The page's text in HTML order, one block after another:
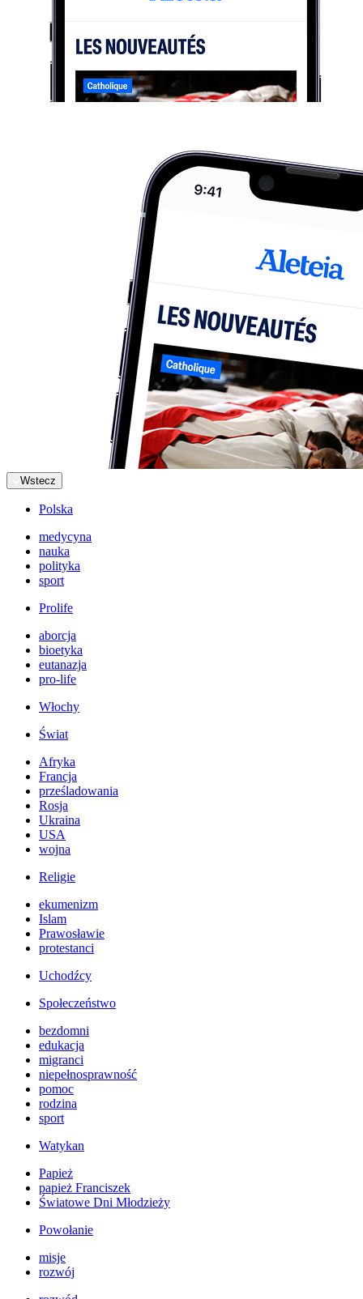
Wstecz
Polska
medycyna
nauka
polityka
sport
Prolife
aborcja
bioetyka
eutanazja
pro-life
Włochy
Świat
Afryka
Francja
prześladowania
Rosja
Ukraina
USA
wojna
Religie
ekumenizm
Islam
Prawosławie
protestanci
Uchodźcy
Społeczeństwo
bezdomni
edukacja
migranci
niepełnosprawność
pomoc
rodzina
sport
Watykan
Papież
papież Franciszek
Światowe Dni Młodzieży
Powołanie
misje
rozwój